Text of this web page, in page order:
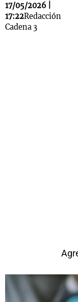
17/05/2026 |
17:22Redacción
Cadena 3